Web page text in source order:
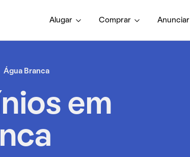
Alugar Comprar Anunciar
Água Branca
em